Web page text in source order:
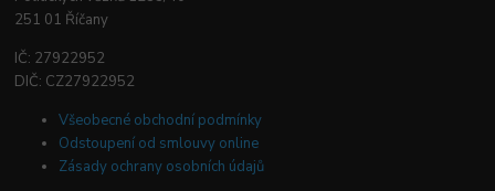
251 01 Říčany
IČ: 27922952
DIČ: CZ27922952
Všeobecné obchodní podmínky
Odstoupení od smlouvy online
Zásady ochrany osobních údajů